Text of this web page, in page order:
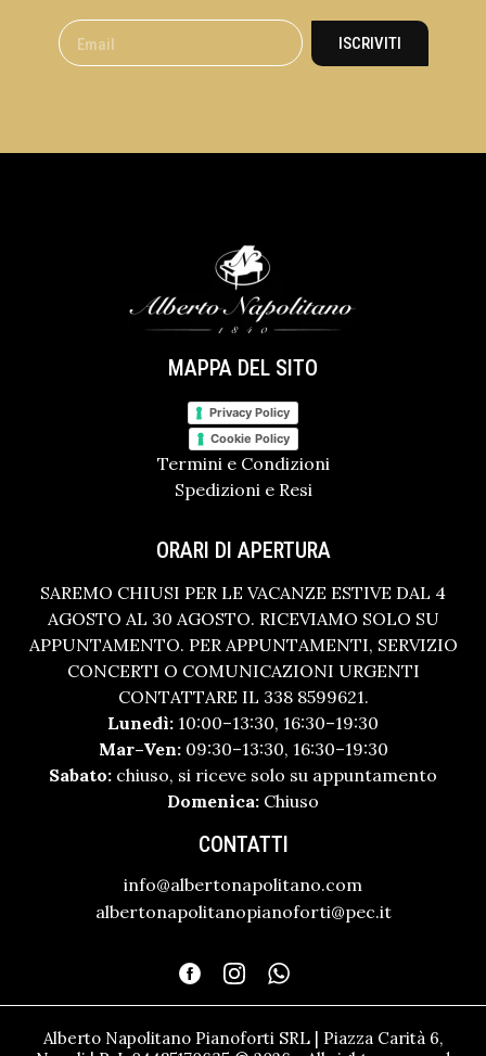
ISCRIVITI
MAPPA DEL SITO
Privacy Policy
Cookie Policy
Termini e Condizioni
Spedizioni e Resi
ORARI DI APERTURA
SAREMO CHIUSI PER LE VACANZE ESTIVE DAL 4
AGOSTO AL 30 AGOSTO. RICEVIAMO SOLO SU
APPUNTAMENTO. PER APPUNTAMENTI, SERVIZIO
CONCERTI O COMUNICAZIONI URGENTI
CONTATTARE IL 338 8599621.
Lunedì: 10:00–13:30, 16:30–19:30
Mar–Ven:09:30–13:30, 16:30–19:30
Sabato: chiuso, si riceve solo su appuntamento
Domenica: Chiuso
CONTATTI
info@albertonapolitano.com
albertonapolitanopianoforti@pec.it
Alberto Napolitano Pianoforti SRL | Piazza Carità 6,